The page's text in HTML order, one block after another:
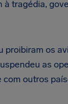
tragédia,
proibiram os
as
outros